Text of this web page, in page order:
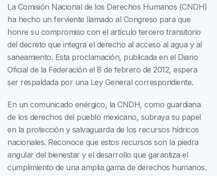
La Comisión Nacional de los Derechos Humanos (CNDH)
ha hecho un ferviente llamado al Congreso para que
honre su compromiso con el artículo tercero transitorio
del decreto que integra el derecho al acceso al agua y al
saneamiento. Esta proclamación, publicada en el Diario
Oficial de la Federación el 8 de febrero de 2012, espera
ser respaldada por una Ley General correspondiente.
En un comunicado enérgico, la CNDH, como guardiana
de los derechos del pueblo mexicano, subraya su papel
en la protección y salvaguarda de los recursos hídricos
nacionales. Reconoce que estos recursos son la piedra
angular del bienestar y el desarrollo que garantiza el
cumplimiento de una amplia gama de derechos humanos.